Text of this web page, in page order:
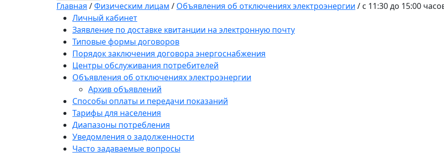
Главная /Физическим лицам / Объявления об отключениях электроэнергии / с 11:30 до 15:00
Личный кабинет
Заявление по доставке квитанции на электронную почту
Типовые формы договоров
Порядок заключения договора энергоснабжения
Центры обслуживания потребителей
Объявления об отключениях электроэнергии
Архив объявлений
Способы оплаты и передачи показаний
Тарифы для населения
Диапазоны потребления
Уведомления о задолженности
Часто задаваемые вопросы